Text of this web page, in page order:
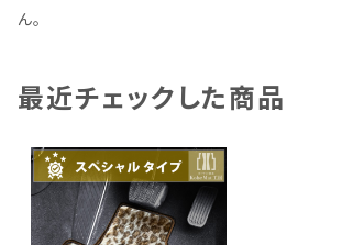
ん。
最近チェックした商品